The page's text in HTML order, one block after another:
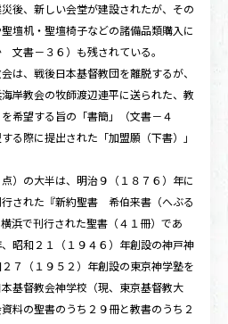
後、新しい会堂が建設されたが、その
壇机・聖壇椅子などの諸備品類購入に
文書－３６）も残されている。
は、戦後日本基督教団を離脱するが、
岸教会の牧師渡辺連平に送られた、教
希望する旨の「書簡」（文書－４
る際に提出された「加盟願（下書）」
）の大半は、明治９（１８７６）年に
された『新約聖書 希伯来書（へぶる
浜で刊行された聖書（４１冊）であ
昭和２１（１９４６）年創設の神戸神
７（１９５２）年創設の東京神学塾を
基督教会神学校（現、東京基督教大
料の聖書のうち２９冊と教書のうち２